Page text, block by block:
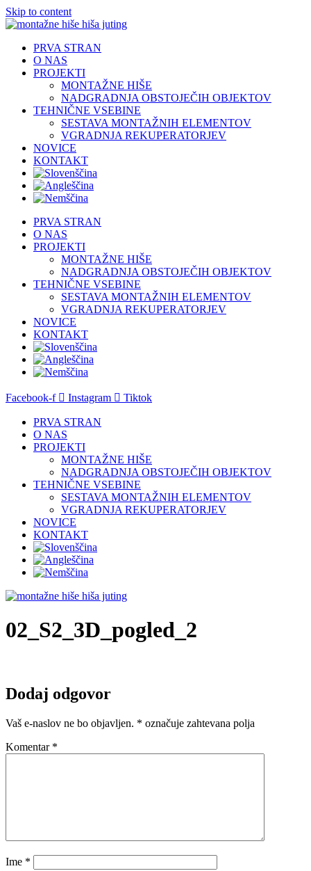
Skip to content
PRVA STRAN
O NAS
PROJEKTI
MONTAŽNE HIŠE
NADGRADNJA OBSTOJEČIH OBJEKTOV
TEHNIČNE VSEBINE
SESTAVA MONTAŽNIH ELEMENTOV
VGRADNJA REKUPERATORJEV
NOVICE
KONTAKT
PRVA STRAN
O NAS
PROJEKTI
MONTAŽNE HIŠE
NADGRADNJA OBSTOJEČIH OBJEKTOV
TEHNIČNE VSEBINE
SESTAVA MONTAŽNIH ELEMENTOV
VGRADNJA REKUPERATORJEV
NOVICE
KONTAKT
Facebook-f Instagram Tiktok
PRVA STRAN
O NAS
PROJEKTI
MONTAŽNE HIŠE
NADGRADNJA OBSTOJEČIH OBJEKTOV
TEHNIČNE VSEBINE
SESTAVA MONTAŽNIH ELEMENTOV
VGRADNJA REKUPERATORJEV
NOVICE
KONTAKT
02_S2_3D_pogled_2
Dodaj odgovor
Vaš e-naslov ne bo objavljen. * označuje zahtevana polja
Komentar *
Ime *